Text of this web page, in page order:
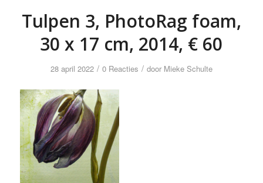
Tulpen 3, PhotoRag foam,
30 x 17 cm, 2014, € 60
28 april 2022 / 0 Reacties / door Mieke Schulte